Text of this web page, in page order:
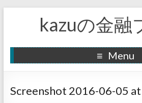
kazuの金融
Menu
Screenshot 2016-06-05